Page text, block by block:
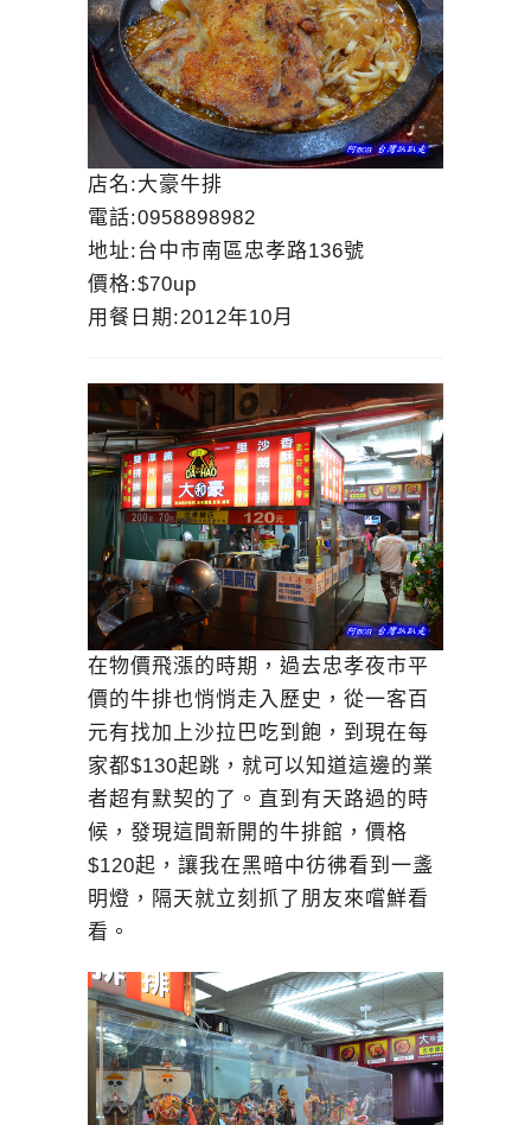
店名:大豪牛排
電話:0958898982
地址:台中市南區忠孝路136號
價格:$70up
用餐日期:2012年10月
在物價飛漲的時期，過去忠孝夜市平
價的牛排也悄悄走入歷史，從一客百
元有找加上沙拉巴吃到飽，到現在每
家都$130起跳，就可以知道這邊的業
者超有默契的了。直到有天路過的時
候，發現這間新開的牛排館，價格
$120起，讓我在黑暗中彷彿看到一盞
明燈，隔天就立刻抓了朋友來嚐鮮看
看。